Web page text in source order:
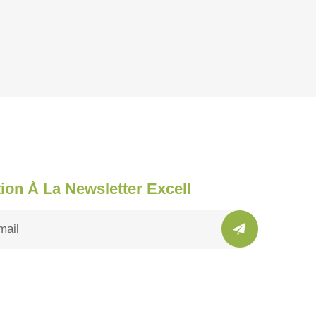
À La Newsletter Excell